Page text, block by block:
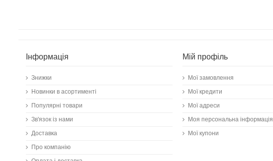
Інформація
Знижки
Новинки в асортименті
Популярні товари
Зв'язок із нами
Доставка
Про компанію
Мій профіль
Мої замовлення
Мої кредити
Мої адреси
Моя персональна інформація
Мої купони